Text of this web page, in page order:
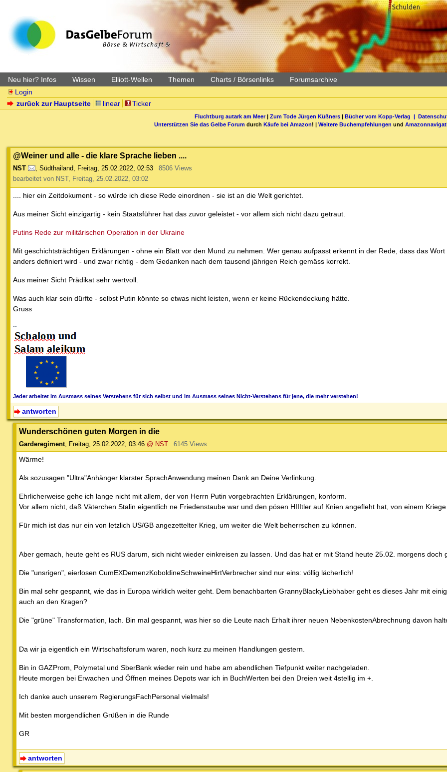
Neu hier? Infos Wissen Elliott-Wellen Themen Charts / Börsenlinks
Forumsarchive
Login
zurück zur Hauptseite
linear Ticker
Fluchtburg autark am Meer| Zum Tode Jürgen Küßners| Bücher vom Kopp-Verlag |
Unterstützen Sie das Gelbe Forum durch Käufe bei Amazon! | Weitere Buchempfehlungen und
@Weiner und alle - die klare Sprache lieben ....
NST , Südthailand, Freitag, 25.02.2022, 02:53
8506 Views
bearbeitet von NST, Freitag, 25.02.2022, 03:02
.... hier ein Zeitdokument - so würde ich diese Rede einordnen - sie ist an die Welt gerichtet.
Aus meiner Sicht einzigartig - kein Staatsführer hat das zuvor geleistet - vor allem sich nicht dazu getraut.
Putins Rede zur militärischen Operation in der Ukraine
Mit geschichtsträchtigen Erklärungen - ohne ein Blatt vor den Mund zu nehmen. Wer genau aufpasst erkennt in der Rede, dass das Wort
anders definiert wird - und zwar richtig - dem Gedanken nach dem tausend jährigen Reich gemäss korrekt.
Aus meiner Sicht Prädikat sehr wertvoll.
Was auch klar sein dürfte - selbst Putin könnte so etwas nicht leisten, wenn er keine Rückendeckung hätte.
Gruss
--
Jeder arbeitet im Ausmass seines Verstehens für sich selbst und im Ausmass seines Nicht-Verstehens für jene, die mehr verstehen!
antworten
Wunderschönen guten Morgen in die
Garderegiment, Freitag, 25.02.2022, 03:46 @ NST 6145 Views
Wärme!
Als sozusagen "Ultra"Anhänger klarster SprachAnwendung meinen Dank an Deine Verlinkung.
Ehrlicherweise gehe ich lange nicht mit allem, der von Herrn Putin vorgebrachten Erklärungen, konform.
Vor allem nicht, daß Väterchen Stalin eigentlich ne Friedenstaube war und den pösen HIIItler auf Knien angefleht hat, von einem
Für mich ist das nur ein von letzlich US/GB angezettelter Krieg, um weiter die Welt beherrschen zu können.
Aber gemach, heute geht es RUS darum, sich nicht wieder einkreisen zu lassen. Und das hat er mit Stand heute 25.02. morgens doch
Die "unsrigen", eierlosen CumEXDemenzKoboldineSchweineHirtVerbrecher sind nur eins: völlig lächerlich!
Bin mal sehr gespannt, wie das in Europa wirklich weiter geht. Dem benachbarten GrannyBlackyLiebhaber geht es dieses Jahr mit
auch an den Kragen?
Die "grüne" Transformation, lach. Bin mal gespannt, was hier so die Leute nach Erhalt ihrer neuen NebenkostenAbrechnung davon
Da wir ja eigentlich ein Wirtschaftsforum waren, noch kurz zu meinen Handlungen gestern.
Bin in GAZProm, Polymetal und SberBank wieder rein und habe am abendlichen Tiefpunkt weiter nachgeladen.
Heute morgen bei Erwachen und Öffnen meines Depots war ich in BuchWerten bei den Dreien weit 4stellig im +.
Ich danke auch unserem RegierungsFachPersonal vielmals!
Mit besten morgendlichen Grüßen in die Runde
GR
antworten